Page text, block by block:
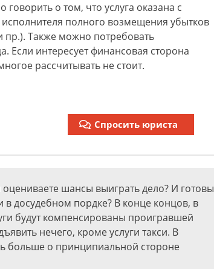
о том, что услуга оказана с
исполнителя полного возмещения убытков
пр.). Также можно потребовать
Если интересует финансовая сторона
рассчитывать не стоит.
Спросить юриста
оцениваете шансы выиграть дело? И готовы
в досудебном пордке? В конце концов, в
будут компенсированы проигравшей
нечего, кроме услуги такси. В
больше о принципиальной стороне